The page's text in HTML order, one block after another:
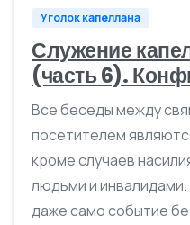
Уголок капеллана
Служение
(часть 6).
Все беседы между
посетителем
кроме случаев
людьми и
даже само событие